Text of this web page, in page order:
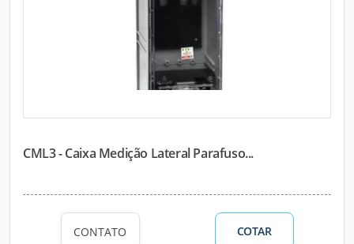
CML3 - Caixa Medição Lateral Parafuso...
CONTATO COTAR